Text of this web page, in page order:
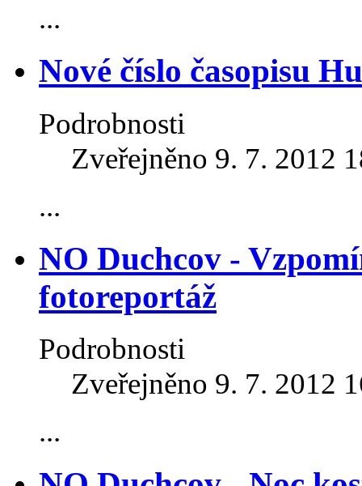
...
Nové číslo časopisu
Podrobnosti
Zveřejněno 9. 7. 2012
...
NO Duchcov -
fotoreportáž
Podrobnosti
Zveřejněno 9. 7. 2012
...